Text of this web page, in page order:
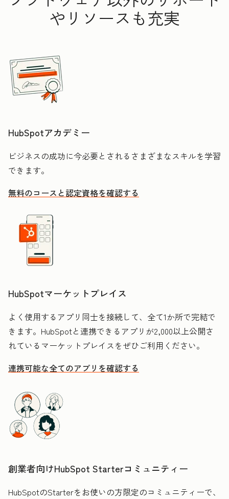
やリソースも充実
HubSpotアカデミー
ビジネスの成功に今必要とされるさまざまなスキルを学習
できます。
無料のコースと認定資格を確認する
HubSpotマーケットプレイス
よく使用するアプリ同士を接続して、全て1か所で完結で
きます。HubSpotと連携できるアプリが2,000以上公開さ
れているマーケットプレイスをぜひご利用ください。
連携可能な全てのアプリを確認する
創業者向けHubSpot Starterコミュニティー
HubSpotのStarterをお使いの方限定のコミュニティーで、